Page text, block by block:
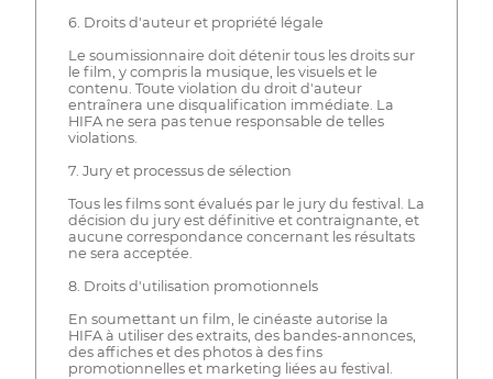
6. Droits d'auteur et propriété légale
Le soumissionnaire doit détenir tous les droits sur
le film, y compris la musique, les visuels et le
contenu. Toute violation du droit d'auteur
entraînera une disqualification immédiate. La
HIFA ne sera pas tenue responsable de telles
violations.
7. Jury et processus de sélection
Tous les films sont évalués par le jury du festival. La
décision du jury est définitive et contraignante, et
aucune correspondance concernant les résultats
ne sera acceptée.
8. Droits d'utilisation promotionnels
En soumettant un film, le cinéaste autorise la
HIFA à utiliser des extraits, des bandes-annonces,
des affiches et des photos à des fins
promotionnelles et marketing liées au festival.